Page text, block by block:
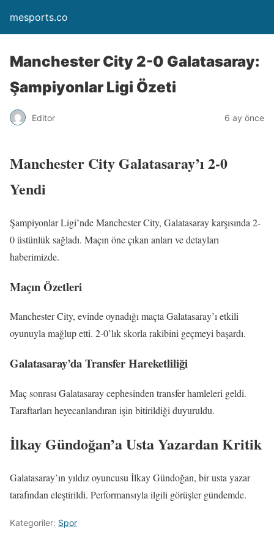
mesports.co
Manchester City 2-0 Galatasaray:
Şampiyonlar Ligi Özeti
Editor 6 ay önce
Manchester City Galatasaray’ı 2-0
Yendi
Şampiyonlar Ligi’nde Manchester City, Galatasaray karşısında 2-
0 üstünlük sağladı. Maçın öne çıkan anları ve detayları
haberimizde.
Maçın Özetleri
Manchester City, evinde oynadığı maçta Galatasaray’ı etkili
oyunuyla mağlup etti. 2-0’lık skorla rakibini geçmeyi başardı.
Galatasaray’da Transfer Hareketliliği
Maç sonrası Galatasaray cephesinden transfer hamleleri geldi.
Taraftarları heyecanlandıran işin bitirildiği duyuruldu.
İlkay Gündoğan’a Usta Yazardan Kritik
Galatasaray’ın yıldız oyuncusu İlkay Gündoğan, bir usta yazar
tarafından eleştirildi. Performansıyla ilgili görüşler gündemde.
Kategoriler: Spor